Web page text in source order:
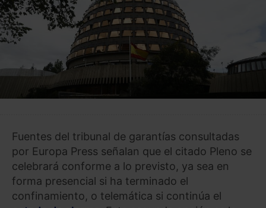
Fuentes del tribunal de garantías consultadas
por Europa Press señalan que el citado Pleno se
celebrará conforme a lo previsto, ya sea en
forma presencial si ha terminado el
confinamiento, o telemática si continúa el